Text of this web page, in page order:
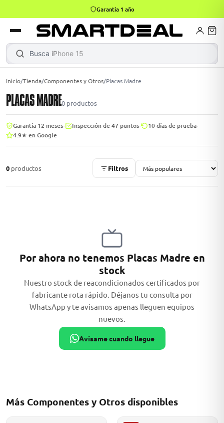
4,9 · +800 reseñas Google
Busca iPhone 15
Gamer
Apple
MacBook Air
→
→
Mini PC
Inicio/Tienda/Componentes y Otros/Placas Madre
PLACAS MADRE0 productos
Garantía 12 meses Inspección de 47 puntos 10 días de prueba
4.9★ en Google
0 productos Filtros
Por ahora no tenemos Placas Madre en
stock
Nuestro stock de reacondicionados certificados por
fabricante rota rápido. Déjanos tu consulta por
WhatsApp y te avisamos apenas lleguen equipos
nuevos.
Avísame cuando llegue
Más Componentes y Otros disponibles